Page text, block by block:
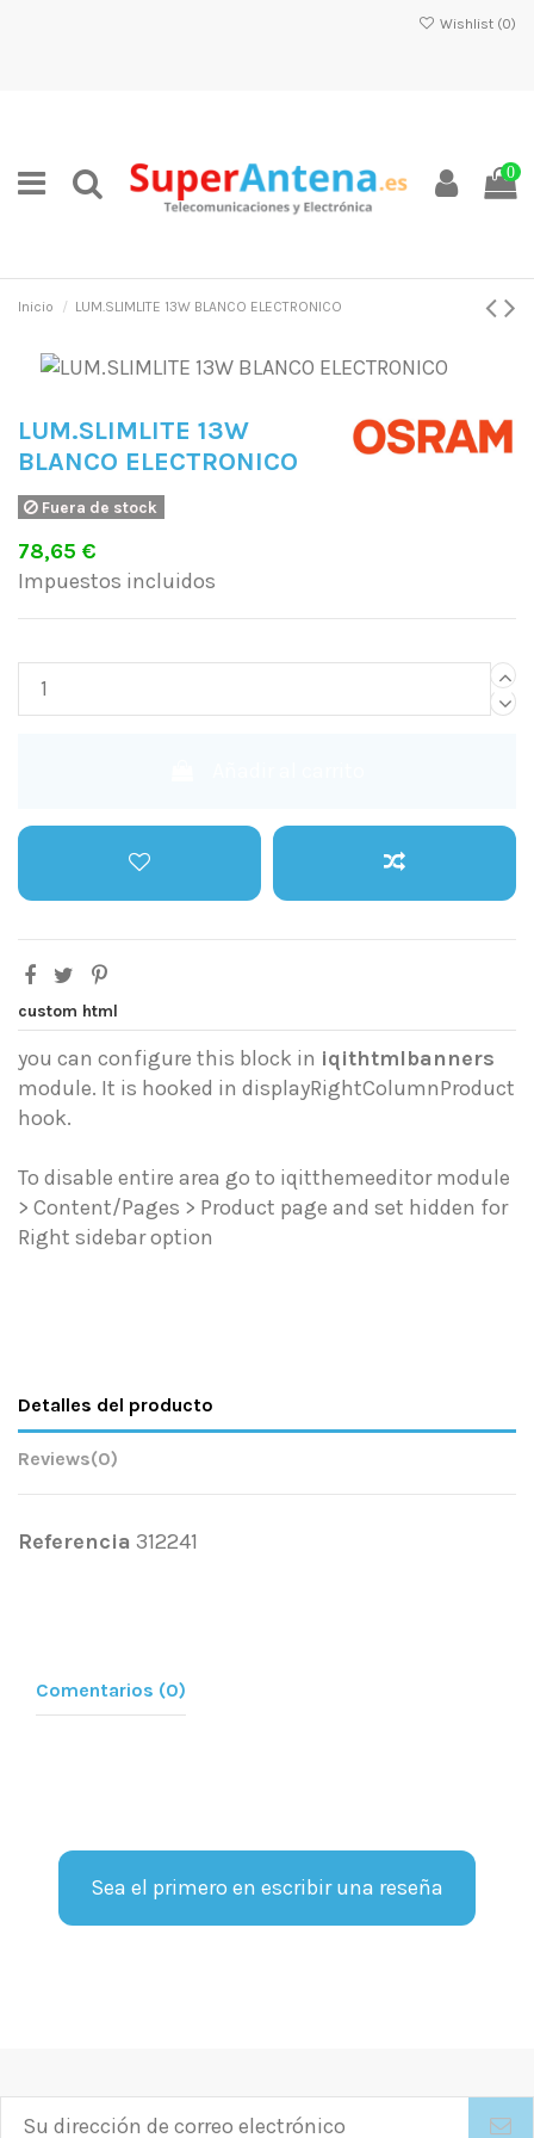
Wishlist (0)
0
Inicio LUM.SLIMLITE 13W BLANCO ELECTRONICO
LUM.SLIMLITE 13W
BLANCO ELECTRONICO
Fuera de stock
78,65 €
Impuestos incluidos
custom html
you can configure this block in iqithtmlbanners
module. It is hooked in displayRightColumnProduct
hook.
To disable entire area go to iqitthemeeditor module
> Content/Pages > Product page and set hidden for
Right sidebar option
Detalles del producto
Reviews(0)
Referencia 312241
Comentarios (0)
Sea el primero en escribir una reseña